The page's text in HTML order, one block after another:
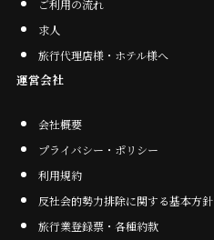
ご利用の流れ
求人
旅行代理店様・ホテル様へ
運営会社
会社概要
プライバシー・ポリシー
利用規約
反社会的勢力排除に関する基本方針
旅行業登録票・各種約款